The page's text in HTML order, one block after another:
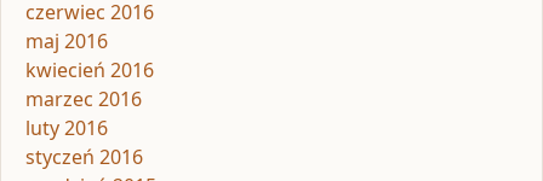
czerwiec 2016
maj 2016
kwiecień 2016
marzec 2016
luty 2016
styczeń 2016